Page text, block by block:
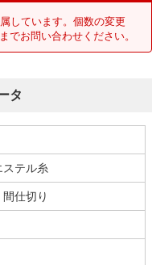
しています。個数の変更
でお問い合わせください。
タ
テル糸
仕切り